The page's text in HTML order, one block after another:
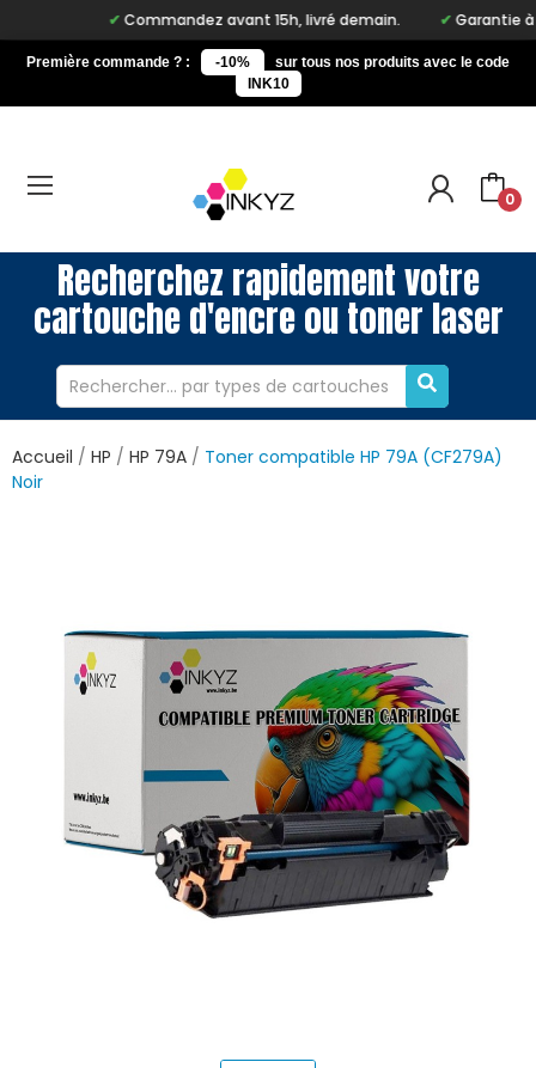
Commandez avant 15h, livré demain. Garantie à
Première commande ? : -10%
sur tous nos produits avec le code
INK10
0
Recherchez rapidement votre
cartouche d'encre ou toner laser
Accueil HP HP 79A
Toner compatible HP 79A (CF279A)
Noir